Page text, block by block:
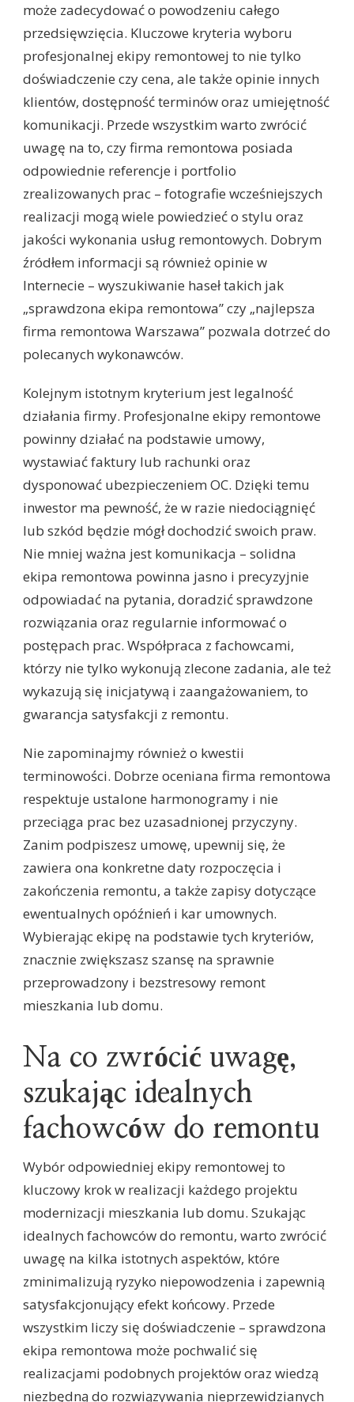
może zadecydować o powodzeniu całego
przedsięwzięcia. Kluczowe kryteria wyboru
profesjonalnej ekipy remontowej to nie tylko
doświadczenie czy cena, ale także opinie innych
klientów, dostępność terminów oraz umiejętność
komunikacji. Przede wszystkim warto zwrócić
uwagę na to, czy firma remontowa posiada
odpowiednie referencje i portfolio
zrealizowanych prac – fotografie wcześniejszych
realizacji mogą wiele powiedzieć o stylu oraz
jakości wykonania usług remontowych. Dobrym
źródłem informacji są również opinie w
Internecie – wyszukiwanie haseł takich jak
„sprawdzona ekipa remontowa” czy „najlepsza
firma remontowa Warszawa” pozwala dotrzeć do
polecanych wykonawców.
Kolejnym istotnym kryterium jest legalność
działania firmy. Profesjonalne ekipy remontowe
powinny działać na podstawie umowy,
wystawiać faktury lub rachunki oraz
dysponować ubezpieczeniem OC. Dzięki temu
inwestor ma pewność, że w razie niedociągnięć
lub szkód będzie mógł dochodzić swoich praw.
Nie mniej ważna jest komunikacja – solidna
ekipa remontowa powinna jasno i precyzyjnie
odpowiadać na pytania, doradzić sprawdzone
rozwiązania oraz regularnie informować o
postępach prac. Współpraca z fachowcami,
którzy nie tylko wykonują zlecone zadania, ale też
wykazują się inicjatywą i zaangażowaniem, to
gwarancja satysfakcji z remontu.
Nie zapominajmy również o kwestii
terminowości. Dobrze oceniana firma remontowa
respektuje ustalone harmonogramy i nie
przeciąga prac bez uzasadnionej przyczyny.
Zanim podpiszesz umowę, upewnij się, że
zawiera ona konkretne daty rozpoczęcia i
zakończenia remontu, a także zapisy dotyczące
ewentualnych opóźnień i kar umownych.
Wybierając ekipę na podstawie tych kryteriów,
znacznie zwiększasz szansę na sprawnie
przeprowadzony i bezstresowy remont
mieszkania lub domu.
Na co zwrócić uwagę,
szukając idealnych
fachowców do remontu
Wybór odpowiedniej ekipy remontowej to
kluczowy krok w realizacji każdego projektu
modernizacji mieszkania lub domu. Szukając
idealnych fachowców do remontu, warto zwrócić
uwagę na kilka istotnych aspektów, które
zminimalizują ryzyko niepowodzenia i zapewnią
satysfakcjonujący efekt końcowy. Przede
wszystkim liczy się doświadczenie – sprawdzona
ekipa remontowa może pochwalić się
realizacjami podobnych projektów oraz wiedzą
niezbędną do rozwiązywania nieprzewidzianych